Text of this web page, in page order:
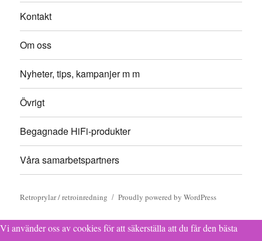
Kontakt
Om oss
Nyheter, tips, kampanjer m m
Övrigt
Begagnade HiFi-produkter
Våra samarbetspartners
Retroprylar / retroinredning Proudly powered by WordPress
Vi använder oss av cookies för att säkerställa att du får den bästa